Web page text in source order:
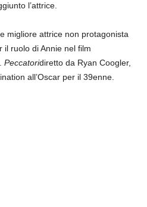
l’attrice.
migliore attrice non protagonista
il ruolo di Annie nel film
Peccatoridiretto da Ryan Coogler,
all’Oscar per il 39enne.